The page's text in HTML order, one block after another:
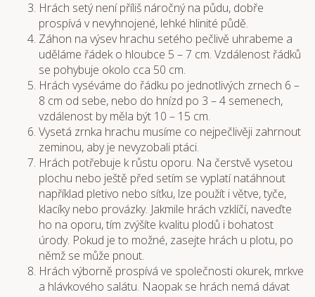
Hrách setý není příliš náročný na půdu, dobře
prospívá v nevyhnojené, lehké hlinité půdě.
Záhon na výsev hrachu setého pečlivě uhrabeme a
uděláme řádek o hloubce 5 – 7 cm. Vzdálenost řádků
se pohybuje okolo cca 50 cm.
Hrách vyséváme do řádku po jednotlivých zrnech 6 –
8 cm od sebe, nebo do hnízd po 3 – 4 semenech,
vzdálenost by měla být 10 – 15 cm.
Vysetá zrnka hrachu musíme co nejpečlivěji zahrnout
zeminou, aby je nevyzobali ptáci.
Hrách potřebuje k růstu oporu. Na čerstvě vysetou
plochu nebo ještě před setím se vyplatí natáhnout
například pletivo nebo síťku, lze použít i větve, tyče,
klacíky nebo provázky. Jakmile hrách vzklíčí, naveďte
ho na oporu, tím zvýšíte kvalitu plodů i bohatost
úrody. Pokud je to možné, zasejte hrách u plotu, po
němž se může pnout.
Hrách výborně prospívá ve společnosti okurek, mrkve
a hlávkového salátu. Naopak se hrách nemá dávat